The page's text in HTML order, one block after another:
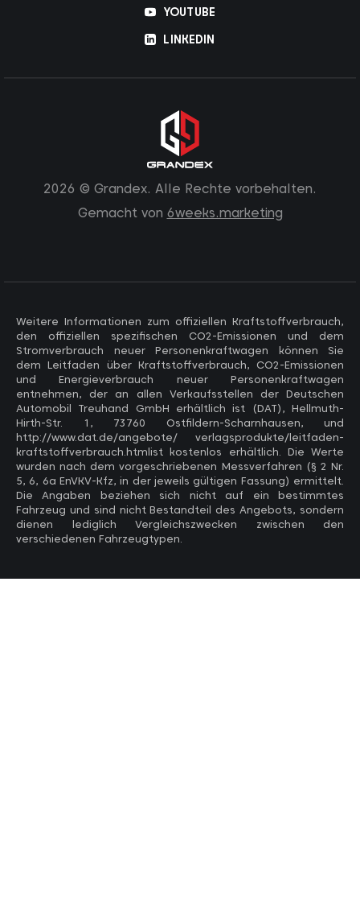
YOUTUBE
LINKEDIN
2026 © Grandex. Alle Rechte vorbehalten.
Gemacht von 6weeks.marketing
Weitere Informationen zum offiziellen Kraftstoffverbrauch,
den offiziellen spezifischen CO2-Emissionen und dem
Stromverbrauch neuer Personenkraftwagen können Sie
dem Leitfaden über Kraftstoffverbrauch, CO2-Emissionen
und Energieverbrauch neuer Personenkraftwagen
entnehmen, der an allen Verkaufsstellen der Deutschen
Automobil Treuhand GmbH erhältlich ist (DAT), Hellmuth-
Hirth-Str. 1, 73760 Ostfildern-Scharnhausen, und
http://www.dat.de/angebote/ verlagsprodukte/leitfaden-
kraftstoffverbrauch.htmlist kostenlos erhältlich. Die Werte
wurden nach dem vorgeschriebenen Messverfahren (§ 2 Nr.
5, 6, 6a EnVKV-Kfz, in der jeweils gültigen Fassung) ermittelt.
Die Angaben beziehen sich nicht auf ein bestimmtes
Fahrzeug und sind nicht Bestandteil des Angebots, sondern
dienen lediglich Vergleichszwecken zwischen den
verschiedenen Fahrzeugtypen.